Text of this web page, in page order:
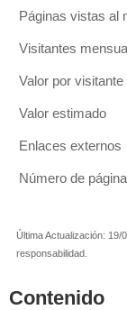
Páginas vistas al
Visitantes
Valor por visitante
Valor estimado
Enlaces externos
Número de
Última Actualización: 19/
responsabilidad.
Contenido